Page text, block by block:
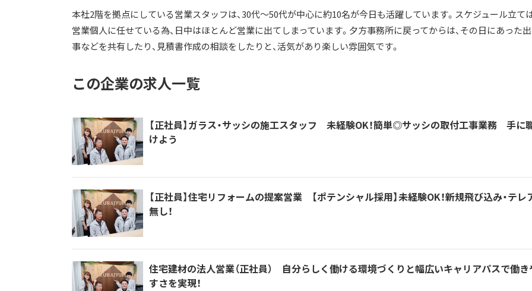
本社2階を拠点にしている営業スタッフは、30代～50代が中心に約10名が今日も活躍しています。スケジュール立て
営業個人に任せている為、日中はほとんど営業に出てしまっています。夕方事務所に戻ってからは、その日にあった
事などを共有したり、見積書作成の相談をしたりと、活気があり楽しい雰囲気です。
この企業の求人一覧
【正社員】ガラス・サッシの施工スタッフ 未経験OK！簡単◎サッシの取付工事業務 手に
けよう
【正社員】住宅リフォームの提案営業 【ポテンシャル採用】未経験OK！新規飛び込み・テレ
無し！
住宅建材の法人営業（正社員） 自分らしく働ける環境づくりと幅広いキャリアパスで働き
すさを実現！